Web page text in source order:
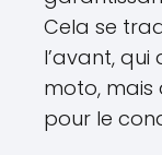
Cela se
l’avant,
moto,
pour le